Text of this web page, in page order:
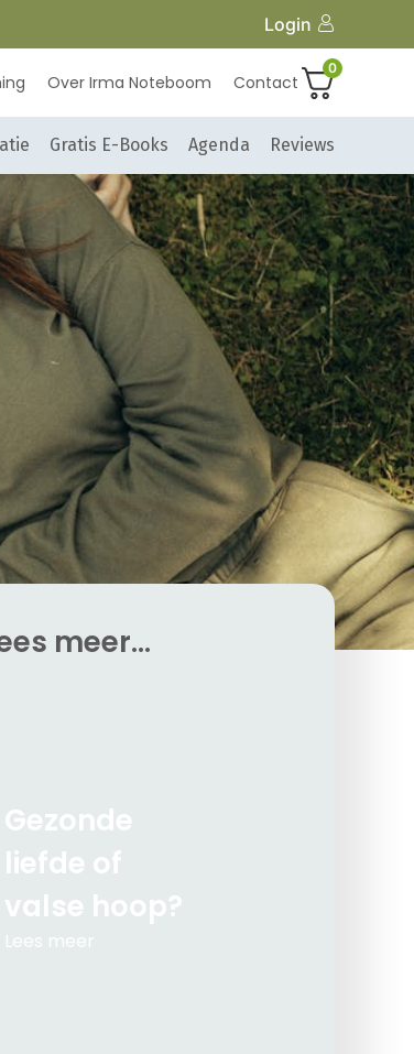
Login
Over Irma Noteboom Contact
0
Gratis E-Books Agenda Reviews
meer...
Gezonde
liefde of
valse hoop?
Lees meer